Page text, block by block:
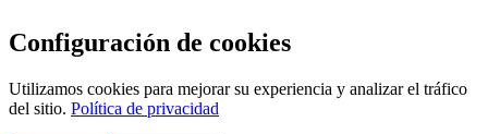
Configuración de cookies
Utilizamos cookies para mejorar su experiencia y analizar el tráfico
del sitio. Política de privacidad